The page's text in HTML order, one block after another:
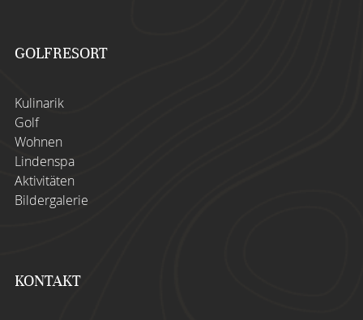
GOLFRESORT
Kulinarik
Golf
Wohnen
Lindenspa
Aktivitäten
Bildergalerie
KONTAKT